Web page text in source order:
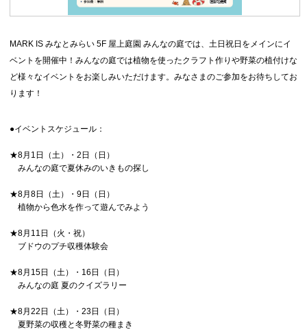
MARK IS みなとみらい 5F 屋上庭園 みんなの庭では、土日祝日をメインにイ
ベントを開催中！みんなの庭では植物を使ったクラフト作りや野菜の植付けな
ど様々なイベントをお楽しみいただけます。みなさまのご参加をお待ちしてお
ります！
●イベントスケジュール：
★8月1日（土）・2日（日）
みんなの庭で夏休みのいきもの探し
★8月8日（土）・9日（日）
植物から色水を作って遊んでみよう
★8月11日（火・祝）
ブドウのプチ収穫体験会
★8月15日（土）・16日（日）
みんなの庭 夏のクイズラリー
★8月22日（土）・23日（日）
夏野菜の収穫と冬野菜の種まき